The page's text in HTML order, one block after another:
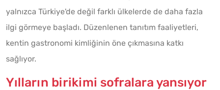
yalnızca Türkiye'de değil farklı ülkelerde de daha fazla
ilgi görmeye başladı. Düzenlenen tanıtım faaliyetleri,
kentin gastronomi kimliğinin öne çıkmasına katkı
sağlıyor.
Yılların birikimi sofralara yansıyor